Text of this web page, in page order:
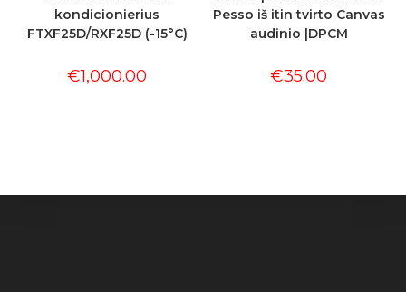
kondicionierius
FTXF25D/RXF25D (-15°C)
€1,000.00
Pesso iš itin tvirto Canvas
audinio |DPCM
€35.00